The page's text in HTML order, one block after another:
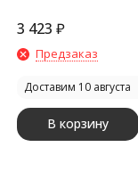
3 423 ₽
Предзаказ
Доставим 10 августа
В корзину